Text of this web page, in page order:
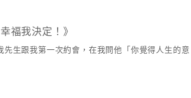
福我決定！》
先生跟我第一次約會，在我問他「你覺得人生的意